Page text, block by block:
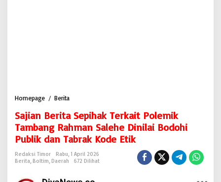
Homepage / Berita
j
i
a
n
B
Sajian Berita Sepihak Terkait Polemik
Tambang Rahman Salehe Dinilai Bodohi
Publik dan Tabrak Kode Etik
Redaksi Timor
Rabu, 1 April 2026
Berita, Boltim, Daerah 672 Dilihat